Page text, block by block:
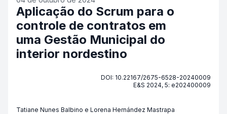
Aplicação do Scrum para o
controle de contratos em
uma Gestão Municipal do
interior nordestino
DOI: 10.22167/2675-6528-20240009
E&S 2024, 5: e202400009
Tatiane Nunes Balbino e Lorena Hernández Mastrapa